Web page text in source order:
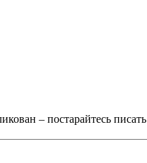
– постарайтесь